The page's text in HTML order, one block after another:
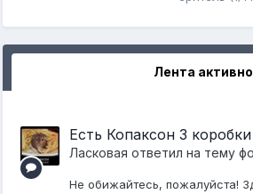
Лента
Есть Копаксон 3 коробки
Ласковая ответил на тему
Не обижайтесь, пожалуйста!